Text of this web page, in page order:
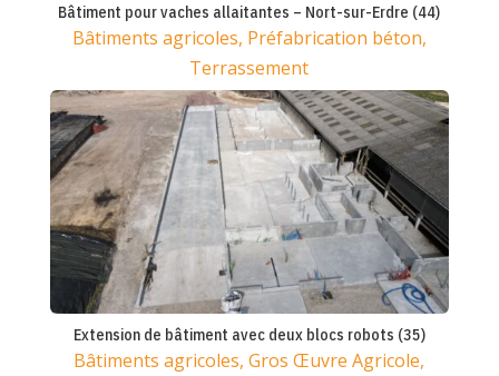
Bâtiment pour vaches allaitantes – Nort-sur-Erdre (44)
Bâtiments agricoles, Préfabrication béton,
Terrassement
Extension de bâtiment avec deux blocs robots (35)
Bâtiments agricoles,Gros Œuvre Agricole,